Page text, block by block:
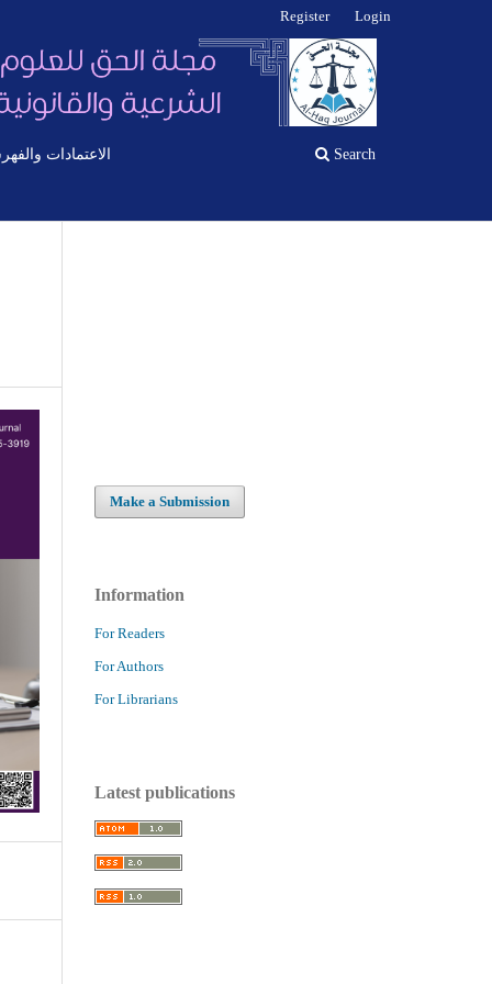
الاعتمادات Search
Register Login
Make a Submission
Information
For Readers
For Authors
For Librarians
Latest publications